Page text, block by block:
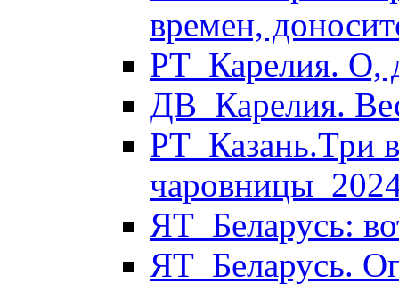
времен,
РТ_Карелия. О,
ДВ_Карелия.
РТ_Казань.Три
ЯТ_Беларусь:
ЯТ_Беларусь.